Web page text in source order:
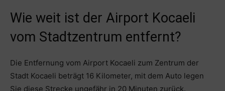
Wie weit ist der Airport Kocaeli
vom Stadtzentrum entfernt?
Die Entfernung vom Airport Kocaeli zum Zentrum der
Stadt Kocaeli beträgt 16 Kilometer, mit dem Auto legen
Sie diese Strecke ungefähr in 20 Minuten zurück.